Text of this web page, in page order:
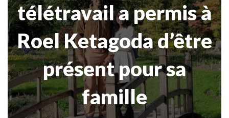
télétravail a permis à
Roel Ketagoda d’être
présent pour sa
famille